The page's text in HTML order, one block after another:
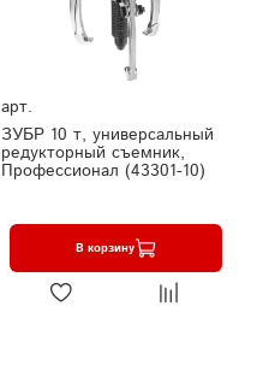
арт.
ЗУБР 10 т, универсальный
редукторный съемник,
Профессионал (43301-10)
В корзину